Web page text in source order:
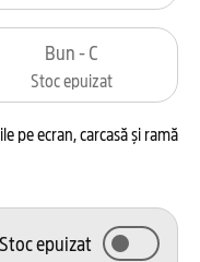
Bun - C
Stoc epuizat
pe ecran, carcasă și ramă
Stoc epuizat